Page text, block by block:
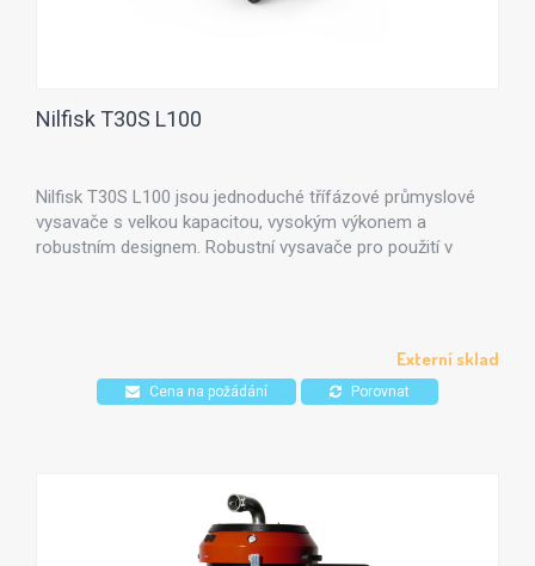
Nilfisk T30S L100
Nilfisk T30S L100 jsou jednoduché třífázové průmyslové
vysavače s velkou kapacitou, vysokým výkonem a
robustním designem. Robustní vysavače pro použití v
Externí sklad
Cena na požádání Porovnat